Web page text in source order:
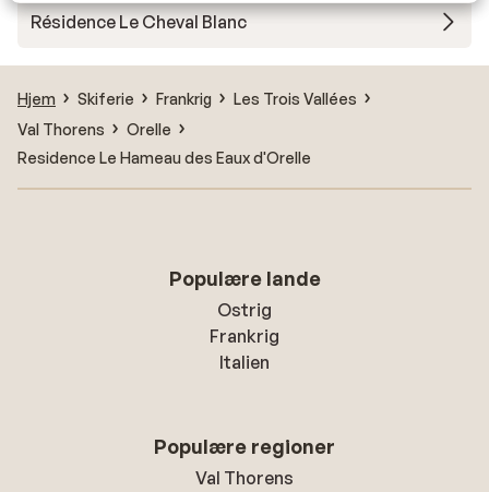
Résidence Le Cheval Blanc
Hjem Skiferie Frankrig
Les Trois Vallées
Val Thorens
Orelle
Residence Le Hameau des Eaux d'Orelle
Populære lande
Ostrig
Frankrig
Italien
Populære regioner
Val Thorens